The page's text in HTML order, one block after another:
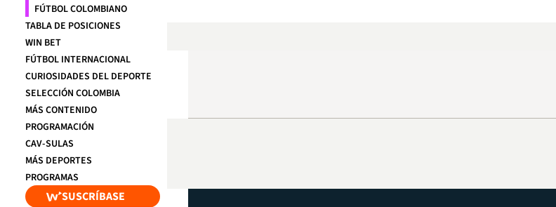
FÚTBOL COLOMBIANO
TABLA DE POSICIONES
WIN BET
FÚTBOL INTERNACIONAL
CURIOSIDADES DEL DEPORTE
SELECCIÓN COLOMBIA
MÁS CONTENIDO
PROGRAMACIÓN
CAV-SULAS
MÁS DEPORTES
PROGRAMAS
SUSCRÍBASE